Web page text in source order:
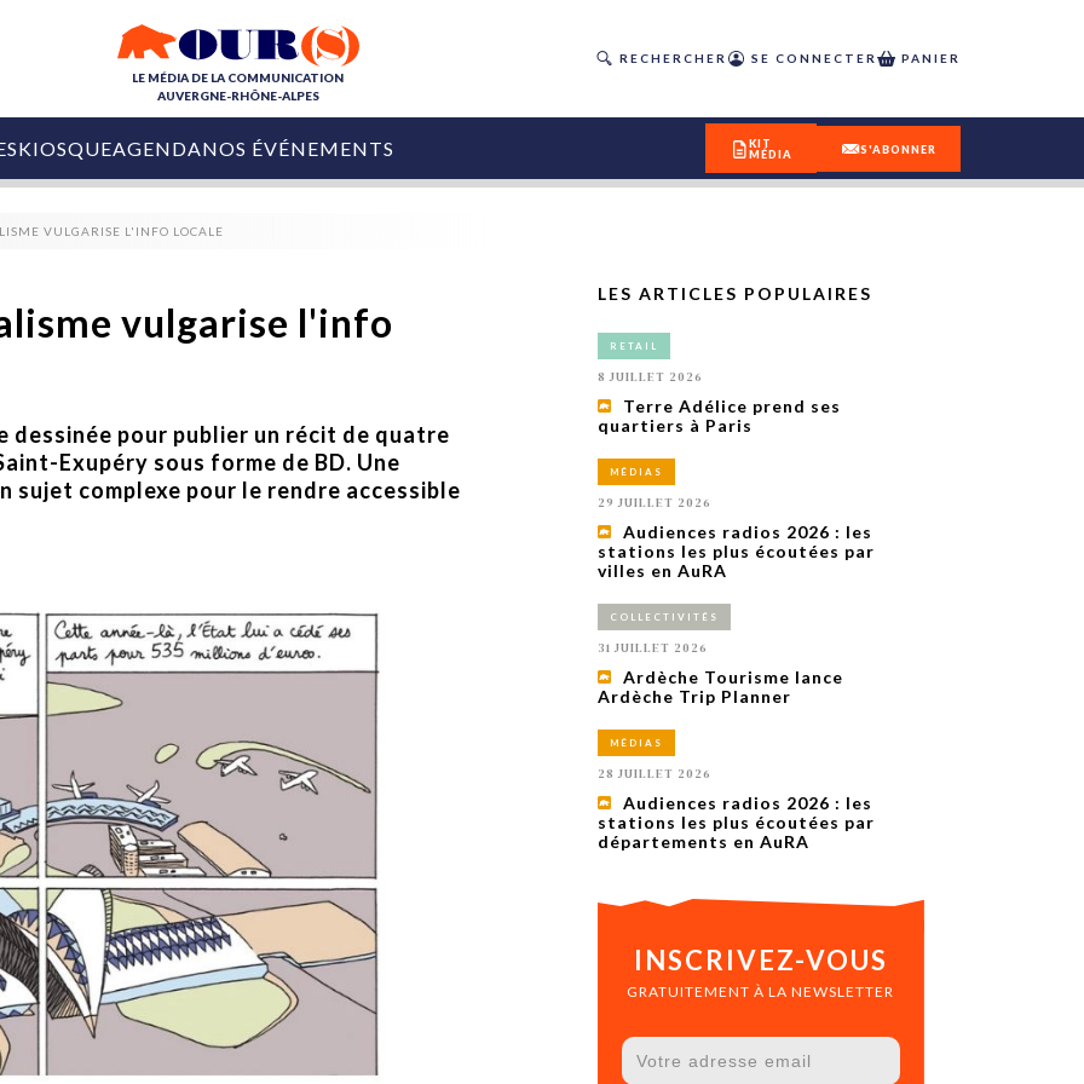
LE MÉDIA DE LA COMMUNICATION
AUVERGNE-RHÔNE-ALPES
RECHERCHER SE CONNECTER PANIER
Nice : Denis Zanon
est décédé
Tourisme lance
Ardèche Trip
Planner
29 JUILLET 2026
[Debrief] Loire Tourisme
mise sur la déconnexion en
saison autour de son concept autour de
marketing et communication, revient sur
la campagne.
1 AN
KIOSQUEAGENDANOS ÉVÉNEMENTS
OURS DU DIGITAL
KIT
MÉDIA
S'ABONNER
VULGARISE L'INFO LOCALE
vulgarise l'info
dessinée pour publier un récit de quatre
Exupéry sous forme de BD. Une
sujet complexe pour le rendre accessible
LES ARTICLES POPULAIRES
RETAIL
8 JUILLET 2026
Terre Adélice prend ses
quartiers à Paris
MÉDIAS
29 JUILLET 2026
Audiences radios 2026 : les
stations les plus écoutées par
villes en AuRA
COLLECTIVITÉS
31 JUILLET 2026
Ardèche Tourisme lance
Ardèche Trip Planner
MÉDIAS
28 JUILLET 2026
Audiences radios 2026 : les
stations les plus écoutées par
départements en AuRA
INSCRIVEZ-VOUS
GRATUITEMENT À LA NEWSLETTER